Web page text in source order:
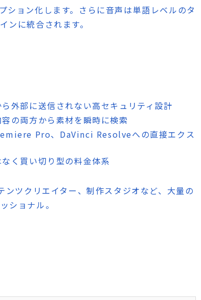
ション化します。さらに音声は単語レベルのタ
ンに統合されます。
外部に送信されない高セキュリティ設計
の両方から素材を瞬時に検索
Pro、DaVinci Resolveへの直接エクス
く買い切り型の料金体系
ツクリエイター、制作スタジオなど、大量の
ショナル。